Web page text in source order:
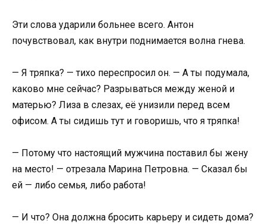
Эти слова ударили больнее всего. Антон
почувствовал, как внутри поднимается волна гнева.
— Я тряпка? — тихо переспросил он. — А ты подумала,
каково мне сейчас? Разрываться между женой и
матерью? Лиза в слезах, её унизили перед всем
офисом. А ты сидишь тут и говоришь, что я тряпка!
— Потому что настоящий мужчина поставил бы жену
на место! — отрезала Марина Петровна. — Сказал бы
ей — либо семья, либо работа!
— И что? Она должна бросить карьеру и сидеть дома?